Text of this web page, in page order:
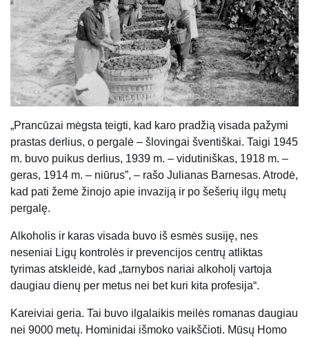
„Prancūzai mėgsta teigti, kad karo pradžią visada pažymi
prastas derlius, o pergalė – šlovingai šventiškai. Taigi 1945
m. buvo puikus derlius, 1939 m. – vidutiniškas, 1918 m. –
geras, 1914 m. – niūrus”, – rašo Julianas Barnesas. Atrodė,
kad pati žemė žinojo apie invaziją ir po šešerių ilgų metų
pergalę.
Alkoholis ir karas visada buvo iš esmės susiję, nes
neseniai Ligų kontrolės ir prevencijos centrų atliktas
tyrimas atskleidė, kad „tarnybos nariai alkoholį vartoja
daugiau dienų per metus nei bet kuri kita profesija“.
Kareiviai geria. Tai buvo ilgalaikis meilės romanas daugiau
nei 9000 metų. Hominidai išmoko vaikščioti. Mūsų Homo